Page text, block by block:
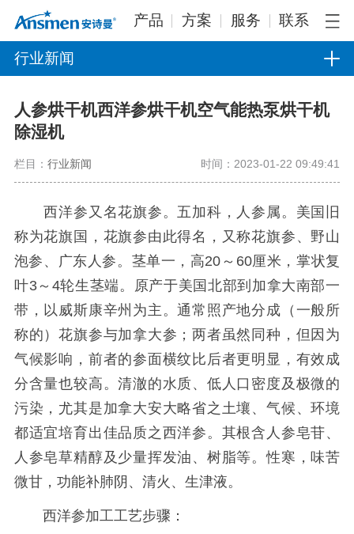
产品 方案 服务 联系
行业新闻
人参烘干机西洋参烘干机空气能热泵烘干机
除湿机
栏目： 行业新闻 时间：2023-01-22 09:49:41
西洋参又名花旗参。五加科，人参属。美国旧
称为花旗国，花旗参由此得名，又称花旗参、野山
泡参、广东人参。茎单一，高20～60厘米，掌状复
叶3～4轮生茎端。原产于美国北部到加拿大南部一
带，以威斯康辛州为主。通常照产地分成（一般所
称的）花旗参与加拿大参；两者虽然同种，但因为
气候影响，前者的参面横纹比后者更明显，有效成
分含量也较高。清澈的水质、低人口密度及极微的
污染，尤其是加拿大安大略省之土壤、气候、环境
都适宜培育出佳品质之西洋参。其根含人参皂苷、
人参皂草精醇及少量挥发油、树脂等。性寒，味苦
微甘，功能补肺阴、清火、生津液。
西洋参加工工艺步骤：